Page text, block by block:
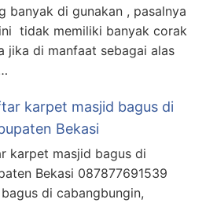
banyak di gunakan , pasalnya
tidak memiliki banyak corak
jika di manfaat sebagai alas
karpet masjid bagus di
Bekasi
karpet masjid bagus di
Bekasi 087877691539
di cabangbungin,